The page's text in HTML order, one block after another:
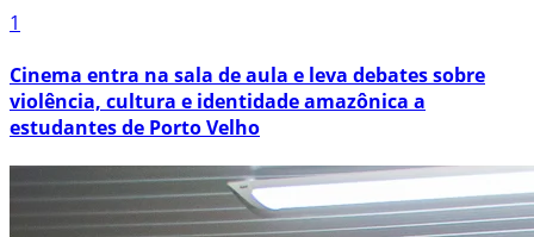
1
Cinema entra na sala de aula e leva debates sobre
violência, cultura e identidade amazônica a
estudantes de Porto Velho